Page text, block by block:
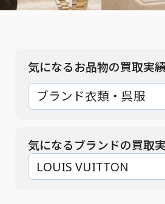
気になるお品物の買取実
ブランド衣類・呉服
気になるブランドの買取
LOUIS VUITTON